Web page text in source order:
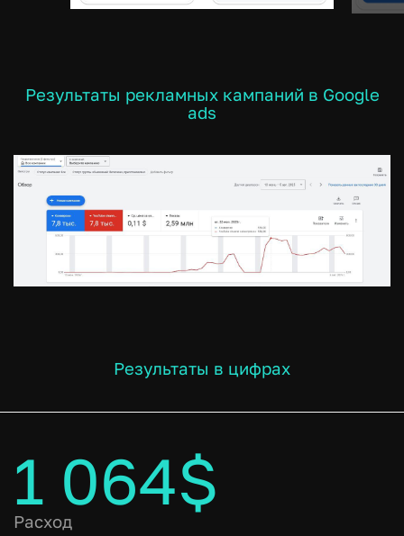
Результаты рекламных кампаний в Google
ads
Результаты в цифрах
1 064$
Расход